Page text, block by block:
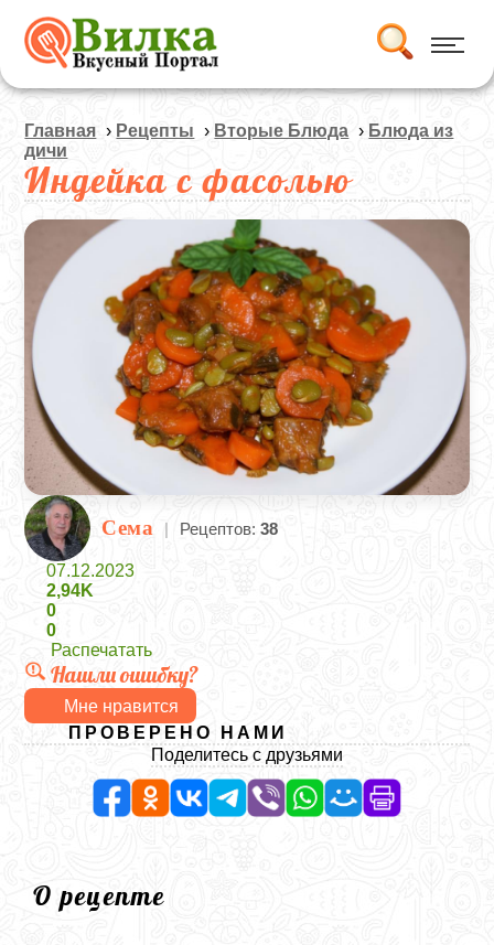
Главная › Рецепты › Вторые Блюда › Блюда из
дичи
Индейка с фасолью
Сема | Рецептов:38
07.12.2023
2,94K
0
0
Распечатать
Нашли ошибку?
Мне нравится
ПРОВЕРЕНО НАМИ
Поделитесь с друзьями
О рецепте